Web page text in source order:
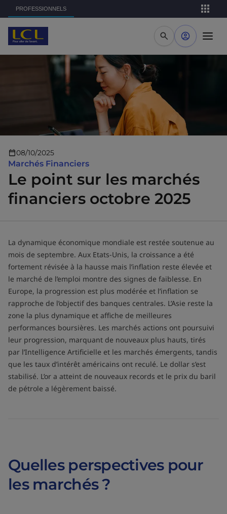
PROFESSIONNELS
08/10/2025
Marchés Financiers
Le point sur les marchés
financiers octobre 2025
La dynamique économique mondiale est restée soutenue au
mois de septembre. Aux Etats-Unis, la croissance a été
fortement révisée à la hausse mais l’inflation reste élevée et
le marché de l’emploi montre des signes de faiblesse. En
Europe, la progression est plus modérée et l’inflation se
rapproche de l’objectif des banques centrales. L’Asie reste la
zone la plus dynamique et affiche de meilleures
performances boursières. Les marchés actions ont poursuivi
leur progression, marquant de nouveaux plus hauts, tirés
par l’Intelligence Artificielle et les marchés émergents, tandis
que les taux d’intérêt américains ont reculé. Le dollar s’est
stabilisé. L’or a atteint de nouveaux records et le prix du baril
de pétrole a légèrement baissé.
Quelles perspectives pour
les marchés ?